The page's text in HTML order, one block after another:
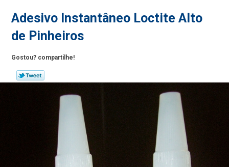
Adesivo Instantâneo Loctite Alto
de Pinheiros
Gostou? compartilhe!